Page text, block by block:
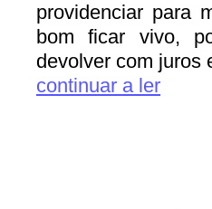
providenciar para
bom ficar vivo,
devolver com juros
continuar a ler